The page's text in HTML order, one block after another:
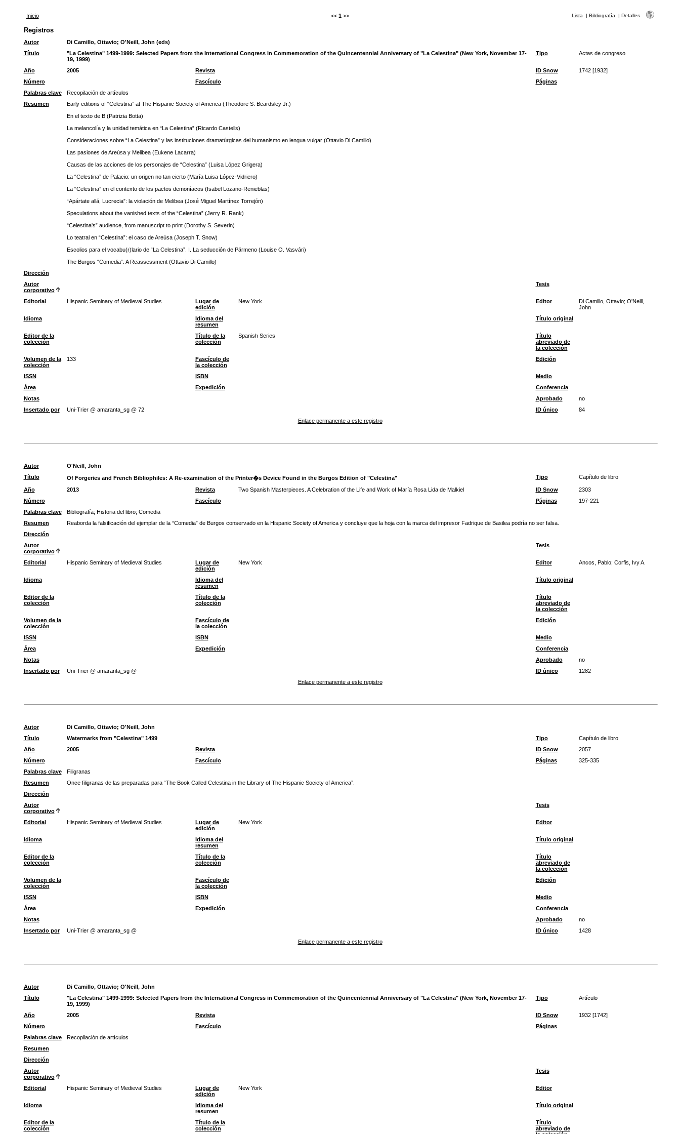
Inicio << 1 >> Lista | Bibliografía | Detalles
Registros
Autor Di Camillo, Ottavio; O'Neill, John (eds)
Título
"La Celestina" 1499-1999: Selected Papers from the International Congress in Commemoration of the Quincentennial Anniversary of "La Celestina" (New York, November 17-
19, 1999)
Tipo Actas de congreso
Año 2005 Revista ID Snow
1742 [1932]
Número
Fascículo
Páginas
Palabras clave
Recopilación de artículos
Resumen
Early editions of “Celestina” at The Hispanic Society of America (Theodore S. Beardsley Jr.)
En el texto de B (Patrizia Botta)
La melancolía y la unidad temática en “La Celestina” (Ricardo Castells)
Consideraciones sobre “La Celestina” y las instituciones dramatúrgicas del humanismo en lengua vulgar (Ottavio Di Camillo)
Las pasiones de Areúsa y Melibea (Eukene Lacarra)
Causas de las acciones de los personajes de “Celestina” (Luisa López Grigera)
La “Celestina” de Palacio: un origen no tan cierto (María Luisa López-Vidriero)
La “Celestina” en el contexto de los pactos demoníacos (Isabel Lozano-Renieblas)
“Apártate allá, Lucrecia”: la violación de Melibea (José Miguel Martínez Torrejón)
Speculations about the vanished texts of the “Celestina” (Jerry R. Rank)
“Celestina's” audience, from manuscript to print (Dorothy S. Severin)
Lo teatral en “Celestina”: el caso de Areúsa (Joseph T. Snow)
Escolios para el vocabu(r)lario de “La Celestina”. I. La seducción de Pármeno (Louise O. Vasvári)
The Burgos “Comedia”: A Reassessment (Ottavio Di Camillo)
Dirección
Autor
corporativo
Tesis
Editorial Hispanic Seminary of Medieval Studies
Lugar de
edición
New York Editor
Di Camillo, Ottavio; O'Neill,
John
Idioma
Idioma del
resumen
Título original
Editor de la
colección
Título de la
colección
Spanish Series
Título
abreviado de
la colección
Volumen de la
colección
133
Fascículo de
la colección
Edición
ISSN ISBN
Medio
Área
Expedición
Conferencia
Notas
Aprobado
no
Insertado por
Uni-Trier @ amaranta_sg @ 72 ID único
84
Enlace permanente a este registro
Autor
O'Neill, John
Título
Of Forgeries and French Bibliophiles: A Re-examination of the Printer�s Device Found in the Burgos Edition of "Celestina" Tipo Capítulo de libro
Año 2013 Revista Two Spanish Masterpieces. A Celebration of the Life and Work of María Rosa Lida de Malkiel ID Snow
2303
Número
Fascículo Páginas
197-221
Palabras clave
Bibliografía; Historia del libro; Comedia
Resumen
Reaborda la falsificación del ejemplar de la “Comedia” de Burgos conservado en la Hispanic Society of America y concluye que la hoja con la marca del impresor Fadrique de Basilea podría no ser falsa.
Dirección
Autor
corporativo
Tesis
Editorial Hispanic Seminary of Medieval Studies
Lugar de
edición
New York Editor Ancos, Pablo; Corfis, Ivy A.
Idioma
Idioma del
resumen
Título original
Editor de la
colección
Título de la
colección
Título
abreviado de
la colección
Volumen de la
colección
Fascículo de
la colección
Edición
ISSN ISBN
Medio
Área
Expedición
Conferencia
Notas
Aprobado
no
Insertado por
Uni-Trier @ amaranta_sg @ ID único
1282
Enlace permanente a este registro
Autor Di Camillo, Ottavio; O'Neill, John
Título
Watermarks from "Celestina" 1499 Tipo
Capítulo de libro
Año
2005 Revista ID Snow
2057
Número
Fascículo Páginas
325-335
Palabras clave
Filigranas
Resumen
Once filigranas de las preparadas para “The Book Called Celestina in the Library of The Hispanic Society of America”.
Dirección
Autor
corporativo
Tesis
Editorial Hispanic Seminary of Medieval Studies
Lugar de
edición
New York Editor
Idioma
Idioma del
resumen
Título original
Editor de la
colección
Título de la
colección
Título
abreviado de
la colección
Volumen de la
colección
Fascículo de
la colección
Edición
ISSN ISBN
Medio
Área
Expedición
Conferencia
Notas
Aprobado
no
Insertado por
Uni-Trier @ amaranta_sg @ ID único
1428
Enlace permanente a este registro
Autor Di Camillo, Ottavio; O'Neill, John
Título
"La Celestina" 1499-1999: Selected Papers from the International Congress in Commemoration of the Quincentennial Anniversary of "La Celestina" (New York, November 17-
19, 1999)
Tipo Artículo
Año 2005 Revista ID Snow
1932 [1742]
Número
Fascículo
Páginas
Palabras clave
Recopilación de artículos
Resumen
Dirección
Autor
corporativo
Tesis
Editorial Hispanic Seminary of Medieval Studies
Lugar de
edición
New York Editor
Idioma
Idioma del
resumen
Título original
Editor de la
colección
Título de la
colección
Título
abreviado de